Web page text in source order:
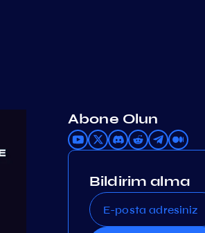
Abone Olun
Bildirim alma